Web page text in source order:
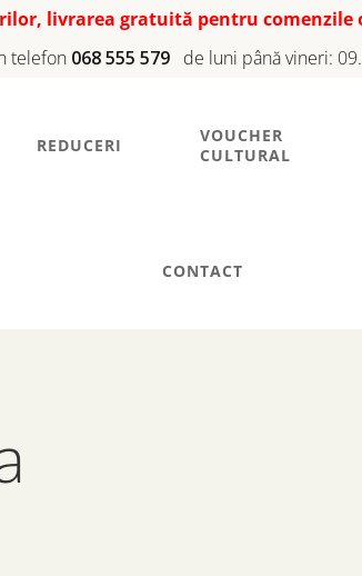
livrarea gratuită pentru comenzile
telefon 068 555 579 de luni până vineri:
REDUCERI
VOUCHER
CULTURAL
CONTACT